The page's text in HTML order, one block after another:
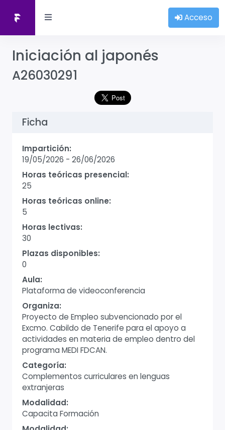
Acceso
Iniciación al japonés
A26030291
Ficha
Impartición:
19/05/2026 - 26/06/2026
Horas teóricas presencial:
25
Horas teóricas online:
5
Horas lectivas:
30
Plazas disponibles:
0
Aula:
Plataforma de videoconferencia
Organiza:
Proyecto de Empleo subvencionado por el
Excmo. Cabildo de Tenerife para el apoyo a
actividades en materia de empleo dentro del
programa MEDI FDCAN.
Categoría:
Complementos curriculares en lenguas
extranjeras
Modalidad:
Capacita Formación